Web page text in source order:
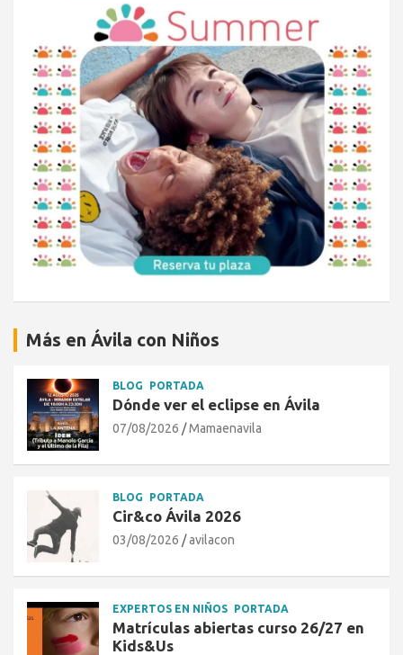
Más en Ávila con Niños
BLOG PORTADA
Dónde ver el eclipse en Ávila
07/08/2026 Mamaenavila
BLOG PORTADA
Cir&co Ávila 2026
03/08/2026 avilacon
EXPERTOS EN NIÑOS PORTADA
Matrículas abiertas curso 26/27 en
Kids&Us